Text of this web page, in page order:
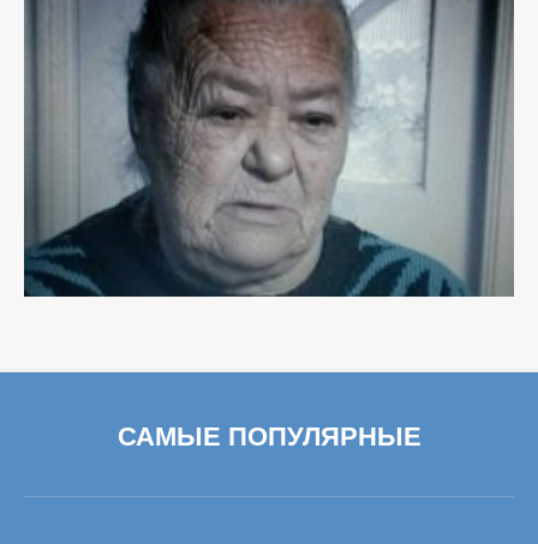
САМЫЕ ПОПУЛЯРНЫЕ